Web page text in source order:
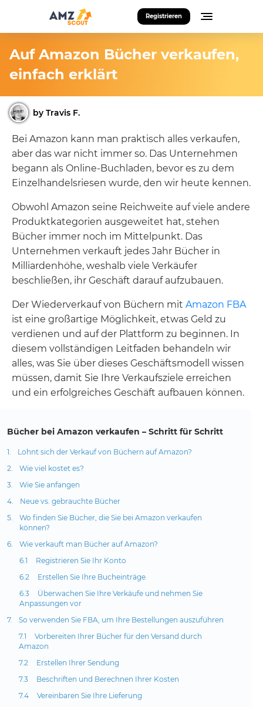
Registrieren
Auf Amazon Bücher verkaufen,
einfach erklärt
by Travis F.
Bei Amazon kann man praktisch alles verkaufen,
aber das war nicht immer so. Das Unternehmen
begann als Online-Buchladen, bevor es zu dem
Einzelhandelsriesen wurde, den wir heute kennen.
Obwohl Amazon seine Reichweite auf viele andere
Produktkategorien ausgeweitet hat, stehen
Bücher immer noch im Mittelpunkt. Das
Unternehmen verkauft jedes Jahr Bücher in
Milliardenhöhe, weshalb viele Verkäufer
beschließen, ihr Geschäft darauf aufzubauen.
Der Wiederverkauf von Büchern mit Amazon FBA
ist eine großartige Möglichkeit, etwas Geld zu
verdienen und auf der Plattform zu beginnen. In
diesem vollständigen Leitfaden behandeln wir
alles, was Sie über dieses Geschäftsmodell wissen
müssen, damit Sie Ihre Verkaufsziele erreichen
und ein erfolgreiches Geschäft aufbauen können.
Bücher bei Amazon verkaufen – Schritt für Schritt
Lohnt sich der Verkauf von Büchern auf Amazon?
Wie viel kostet es?
Wie Sie anfangen
Neue vs. gebrauchte Bücher
Wo finden Sie Bücher, die Sie bei Amazon verkaufen
können?
Wie verkauft man Bücher auf Amazon?
Registrieren Sie Ihr Konto
Erstellen Sie Ihre Bucheinträge
Überwachen Sie Ihre Verkäufe und nehmen Sie
Anpassungen vor
So verwenden Sie FBA, um Ihre Bestellungen auszuführen
Vorbereiten Ihrer Bücher für den Versand durch
Amazon
Erstellen Ihrer Sendung
Beschriften und Berechnen Ihrer Kosten
Vereinbaren Sie Ihre Lieferung